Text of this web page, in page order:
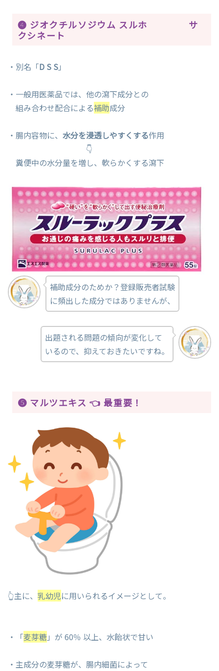
❹ ジオクチルソジウム スルホ サ
クシネート
・別名「D S S」
・一般用医薬品では、他の瀉下成分との
組み合わせ配合による補助成分
・腸内容物に、 水分を浸透しやすくする作用
👇
糞便中の水分量を増し、軟らかくする瀉下
補助成分のためか？登録販売者試験
に頻出した成分ではありませんが、
出題される問題の傾向が変化して
いるので、抑えておきたいですね。
❺ マルツエキス 👈 最重要！
👆主に、 乳幼児に用いられるイメージとして。
・「麦芽糖」が 60％ 以上、水飴状で甘い
・主成分の麦芽糖が、腸内細菌によって